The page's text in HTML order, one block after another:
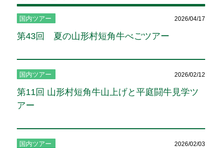
国内ツアー 2026/04/17
第43回 夏の山形村短角牛べごツアー
国内ツアー 2026/02/12
第11回 山形村短角牛山上げと平庭闘牛見学ツ
アー
国内ツアー 2026/02/03